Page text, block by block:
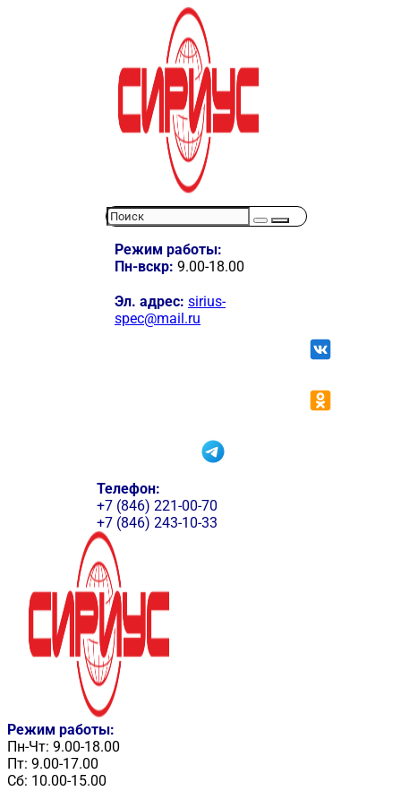
Режим работы:
Пн-вскр: 9.00-18.00
Эл. адрес: sirius-
spec@mail.ru
Телефон:
+7 (846) 221-00-70
+7 (846) 243-10-33
Режим работы:
Пн-Чт: 9.00-18.00
Пт: 9.00-17.00
Сб: 10.00-15.00